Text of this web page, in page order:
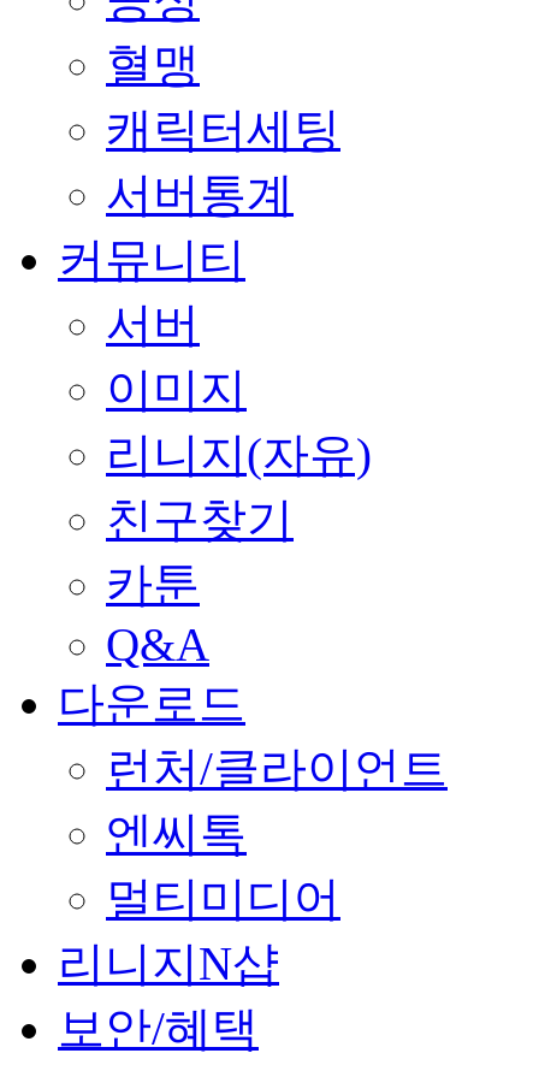
혈맹
캐릭터세팅
서버통계
커뮤니티
서버
이미지
리니지(자유)
친구찾기
카툰
Q&A
다운로드
런처/클라이언트
엔씨톡
멀티미디어
리니지N샵
보안/혜택